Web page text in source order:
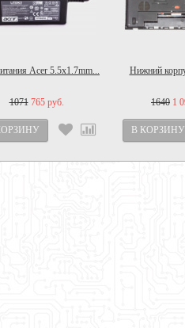
Acer 5.5x1.7mm...
1071 765 руб.
Нижний
1640 1